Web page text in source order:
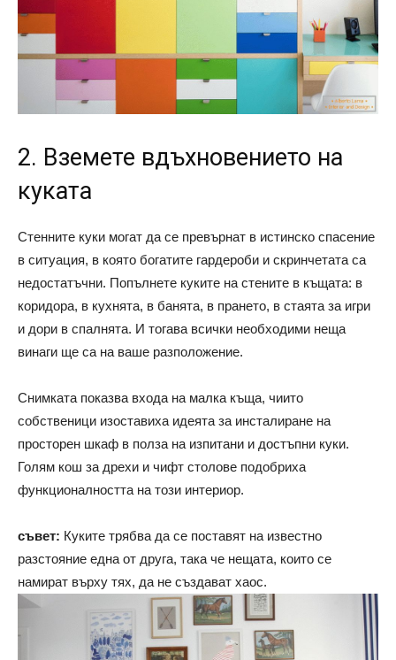
2. Вземете вдъхновението на
куката
Стенните куки могат да се превърнат в истинско спасение
в ситуация, в която богатите гардероби и скринчетата са
недостатъчни. Попълнете куките на стените в къщата: в
коридора, в кухнята, в банята, в прането, в стаята за игри
и дори в спалнята. И тогава всички необходими неща
винаги ще са на ваше разположение.
Снимката показва входа на малка къща, чиито
собственици изоставиха идеята за инсталиране на
просторен шкаф в полза на изпитани и достъпни куки.
Голям кош за дрехи и чифт столове подобриха
функционалността на този интериор.
съвет: Куките трябва да се поставят на известно
разстояние една от друга, така че нещата, които се
намират върху тях, да не създават хаос.